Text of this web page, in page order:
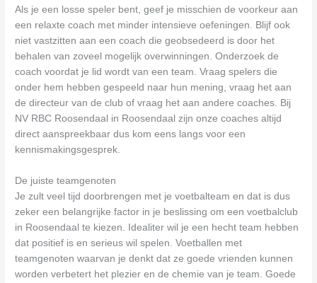
Als je een losse speler bent, geef je misschien de voorkeur aan
een relaxte coach met minder intensieve oefeningen. Blijf ook
niet vastzitten aan een coach die geobsedeerd is door het
behalen van zoveel mogelijk overwinningen. Onderzoek de
coach voordat je lid wordt van een team. Vraag spelers die
onder hem hebben gespeeld naar hun mening, vraag het aan
de directeur van de club of vraag het aan andere coaches. Bij
NV RBC Roosendaal in Roosendaal zijn onze coaches altijd
direct aanspreekbaar dus kom eens langs voor een
kennismakingsgesprek.
De juiste teamgenoten
Je zult veel tijd doorbrengen met je voetbalteam en dat is dus
zeker een belangrijke factor in je beslissing om een voetbalclub
in Roosendaal te kiezen. Idealiter wil je een hecht team hebben
dat positief is en serieus wil spelen. Voetballen met
teamgenoten waarvan je denkt dat ze goede vrienden kunnen
worden verbetert het plezier en de chemie van je team. Goede